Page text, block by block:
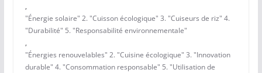
,
"Énergie solaire" 2. "Cuisson écologique" 3. "Cuiseurs de riz" 4.
"Durabilité" 5. "Responsabilité environnementale"
,
"Énergies renouvelables" 2. "Cuisine écologique" 3. "Innovation
durable" 4. "Consommation responsable" 5. "Utilisation de